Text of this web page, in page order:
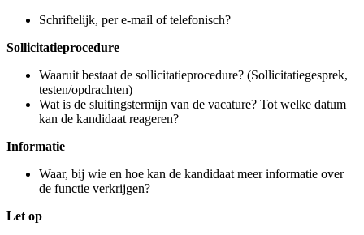
Schriftelijk, per e-mail of telefonisch?
Sollicitatieprocedure
Waaruit bestaat de sollicitatieprocedure? (Sollicitatiegesprek,
testen/opdrachten)
Wat is de sluitingstermijn van de vacature? Tot welke datum
kan de kandidaat reageren?
Informatie
Waar, bij wie en hoe kan de kandidaat meer informatie over
de functie verkrijgen?
Let op